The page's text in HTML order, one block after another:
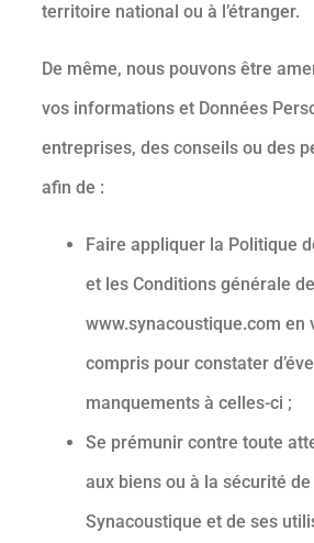
territoire national ou à l’étranger.
De même, nous pouvons être
vos informations et Données
entreprises, des conseils ou des
afin de :
Faire appliquer la Politique
et les Conditions générale
www.synacoustique.com en
compris pour constater
manquements à celles-ci ;
Se prémunir contre toute
aux biens ou à la sécurité
Synacoustique et de ses